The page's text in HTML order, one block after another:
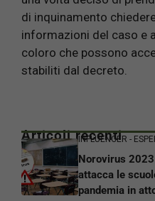
di inquinamento
informazioni del caso e
coloro che possono
stabiliti dal decreto.
Articoli recenti
INFLUENCER -
Norovirus
attacca le
pandemia in